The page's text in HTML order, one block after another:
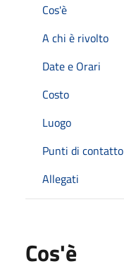
Cos'è
A chi è rivolto
Date e Orari
Costo
Luogo
Punti di contatto
Allegati
Cos'è